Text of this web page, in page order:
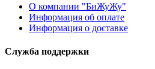
О компании "БиЖуЖу"
Информация об оплате
Информация о доставке
Служба поддержки